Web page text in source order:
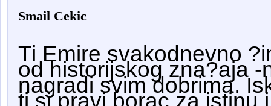
Smail Cekic
Ti Emire svakodnevno
od historijskog zna?aja -
nagradi svim dobrima.
ti si pravi borac za istinu